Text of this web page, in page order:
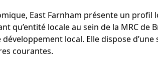
East Farnham présente un
qu’entité locale au sein de la MRC
local. Elle dispose
courantes.